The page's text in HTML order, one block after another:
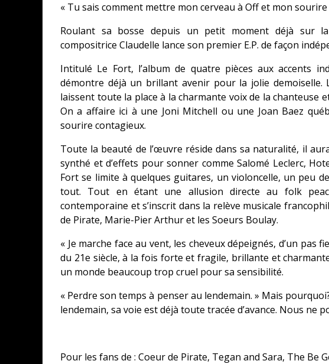
« Tu sais comment mettre mon cerveau à Off et mon sourire
Roulant sa bosse depuis un petit moment déjà sur la
compositrice Claudelle lance son premier E.P. de façon
Intitulé Le Fort, l’album de quatre pièces aux accents
démontre déjà un brillant avenir pour la jolie
laissent toute la place à la charmante voix de la chanteuse
On a affaire ici à une Joni Mitchell ou une Joan Baez
sourire contagieux.
Toute la beauté de l’œuvre réside dans sa naturalité, il
synthé et d’effets pour sonner comme Salomé Leclerc,
Fort se limite à quelques guitares, un violoncelle, un peu
tout. Tout en étant une allusion directe au folk
contemporaine et s’inscrit dans la relève musicale
de Pirate, Marie-Pier Arthur et les Soeurs Boulay.
« Je marche face au vent, les cheveux dépeignés, d’un pas
du 21e siècle, à la fois forte et fragile, brillante et
un monde beaucoup trop cruel pour sa sensibilité.
« Perdre son temps à penser au lendemain. » Mais
lendemain, sa voie est déjà toute tracée d’avance. Nous ne
Pour les fans de : Coeur de Pirate, Tegan and Sara, The Be